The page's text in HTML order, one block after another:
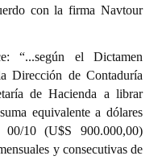
con la firma Navtour
“...según el Dictamen
Dirección de Contaduría
de Hacienda a librar
equivalente a dólares
00/10 (U$S 900.000,00)
y consecutivas de